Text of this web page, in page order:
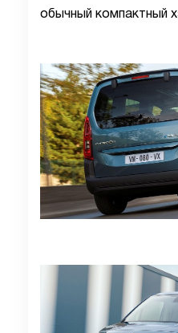
обычный компактный